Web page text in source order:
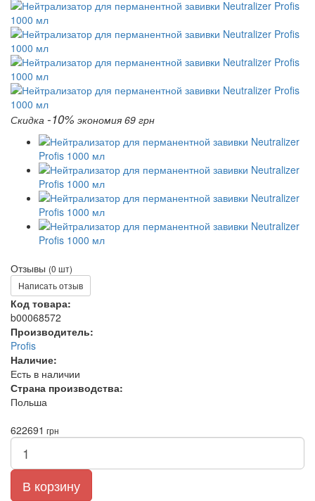
Скидка -10% экономия 69 грн
Отзывы (0 шт)
Написать отзыв
Код товара:
b00068572
Производитель:
Profis
Наличие:
Есть в наличии
Страна производства:
Польша
622691 грн
В корзину